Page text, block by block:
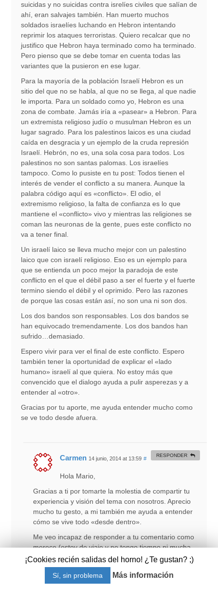
suicidas y no suicidas contra isrelíes civiles que salían de
ahí, eran salvajes también. Han muerto muchos
soldados israelíes luchando en Hebron intentando
reprimir los ataques terroristas. Quiero recalcar que no
justifico que Hebron haya terminado como ha terminado.
Pero pienso que se debe tomar en cuenta todas las
variantes que la pusieron en ese lugar.
Para la mayoría de la población Israelí Hebron es un
sitio del que no se habla, al que no se llega, al que nadie
le importa. Para un soldado como yo, Hebron es una
zona de combate. Jamás iría a «pasear» a Hebron. Para
un extremista religioso judío o musulman Hebron es un
lugar sagrado. Para los palestinos laicos es una ciudad
caída en desgracia y un ejemplo de la cruda represión
Israelí. Hebrón, no es, una sola cosa para todos. Los
palestinos no son santas palomas. Los israelíes
tampoco. Como lo pusiste en tu post: Todos tienen el
interés de vender el conflicto a su manera. Aunque la
palabra código aquí es «conflicto». El odio, el
extremismo religioso, la falta de confianza es lo que
mantiene el «conflicto» vivo y mientras las religiones se
coman las neuronas de la gente, pues este conflicto no
va a tener final.
Un israelí laico se lleva mucho mejor con un palestino
laico que con israelí religioso. Eso es un ejemplo para
que se entienda un poco mejor la paradoja de este
conflicto en el que el débil paso a ser el fuerte y el fuerte
termino siendo el débil y el oprimido. Pero las razones
de porque las cosas están así, no son una ni son dos.
Los dos bandos son responsables. Los dos bandos se
han equivocado tremendamente. Los dos bandos han
sufrido…demasiado.
Espero vivir para ver el final de este conflicto. Espero
también tener la oportunidad de explicar el «lado
humano» israelí al que quiera. No estoy más que
convencido que el dialogo ayuda a pulir asperezas y a
entender al «otro».
Gracias por tu aporte, me ayuda entender mucho como
se ve todo desde afuera.
Carmen 14 junio, 2014 at 13:59 #
Hola Mario,
Gracias a ti por tomarte la molestia de compartir tu
experiencia y visión del tema con nosotros. Aprecio
mucho tu gesto, a mi también me ayuda a entender
cómo se vive todo «desde dentro».
Me veo incapaz de responder a tu comentario como
merece (estoy de viaje y no tengo tiempo ni mucha
conexión a Internet), pero ojalá podamos vernos
algún día para discutir el tema en profundidad. A mí
personalmente me encantaría.
RESPONDER
¡Cookies recién salidas del horno! ¿Te gustan? ;)
Sí, sin problema Más información